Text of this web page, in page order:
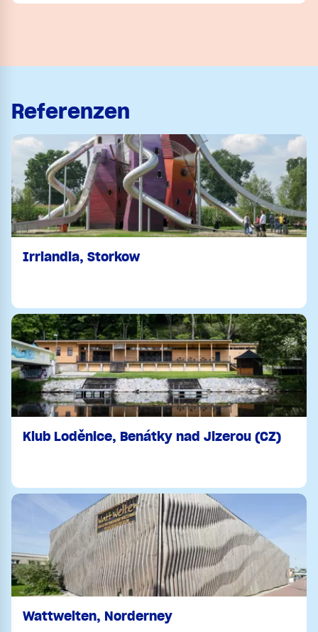
Referenzen
Irrlandia, Storkow
Klub Loděnice, Benátky nad Jizerou (CZ)
Wattwelten, Norderney